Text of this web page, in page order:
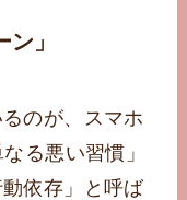
」
のが、スマホ
る悪い習慣」
依存」と呼ば